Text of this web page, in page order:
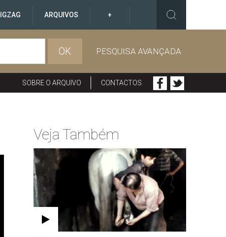
ARQUIVOS +
OK PESQUISA AVANÇADA
SOBRE O ARQUIVO CONTACTOS
Veja Também